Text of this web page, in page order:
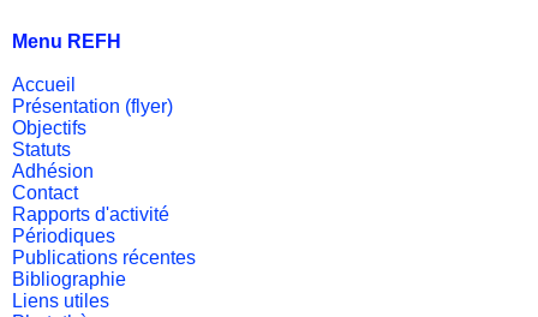
Menu REFH
Accueil
Présentation (flyer)
Objectifs
Statuts
Adhésion
Contact
Rapports d'activité
Périodiques
Publications récentes
Bibliographie
Liens utiles